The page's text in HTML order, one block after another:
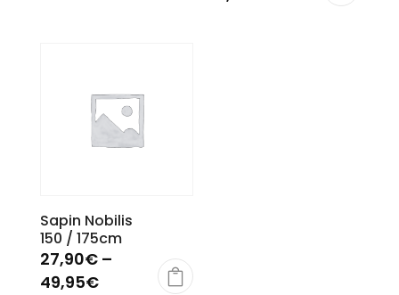
Sapin Nobilis
150 / 175cm
27,90€–
49,95€